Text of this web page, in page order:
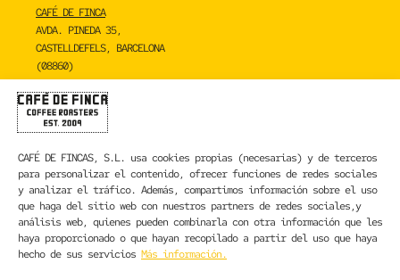
CAFÉ DE FINCAS, S.L. usa cookies propias (necesarias) y de terceros
para personalizar el contenido, ofrecer funciones de redes sociales
y analizar el tráfico. Además, compartimos información sobre el uso
que haga del sitio web con nuestros partners de redes sociales,y
análisis web, quienes pueden combinarla con otra información que les
haya proporcionado o que hayan recopilado a partir del uso que haya
hecho de sus servicios Más información.
CAFÉ DE FINCA
AVDA. PINEDA 35,
CASTELLDEFELS, BARCELONA
(08860)
TOSTADERO
CAFÉ DE FINCA
CARRER DE LA MARE DE DÉU DE NÚRIA 23C,
SANT BOI DE LLOBREGAT, BARCELONA
(08830)
CONTACTA CON NOSOTROS